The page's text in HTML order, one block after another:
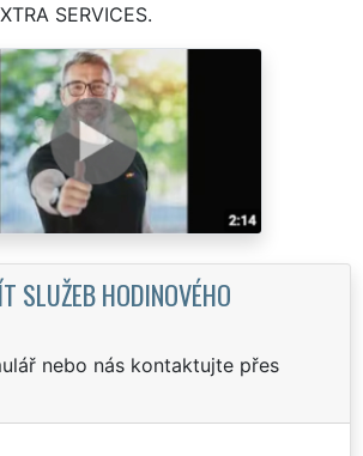
SERVICES.
SLUŽEB HODINOVÉHO
nebo nás kontaktujte přes